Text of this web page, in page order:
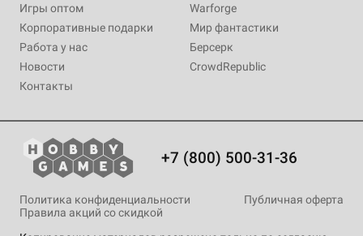
Игры оптом
Корпоративные подарки
Работа у нас
Новости
Контакты
Warforge
Мир фантастики
Берсерк
CrowdRepublic
+7 (800) 500-31-36
Политика конфиденциальности
Публичная оферта
Правила акций со скидкой